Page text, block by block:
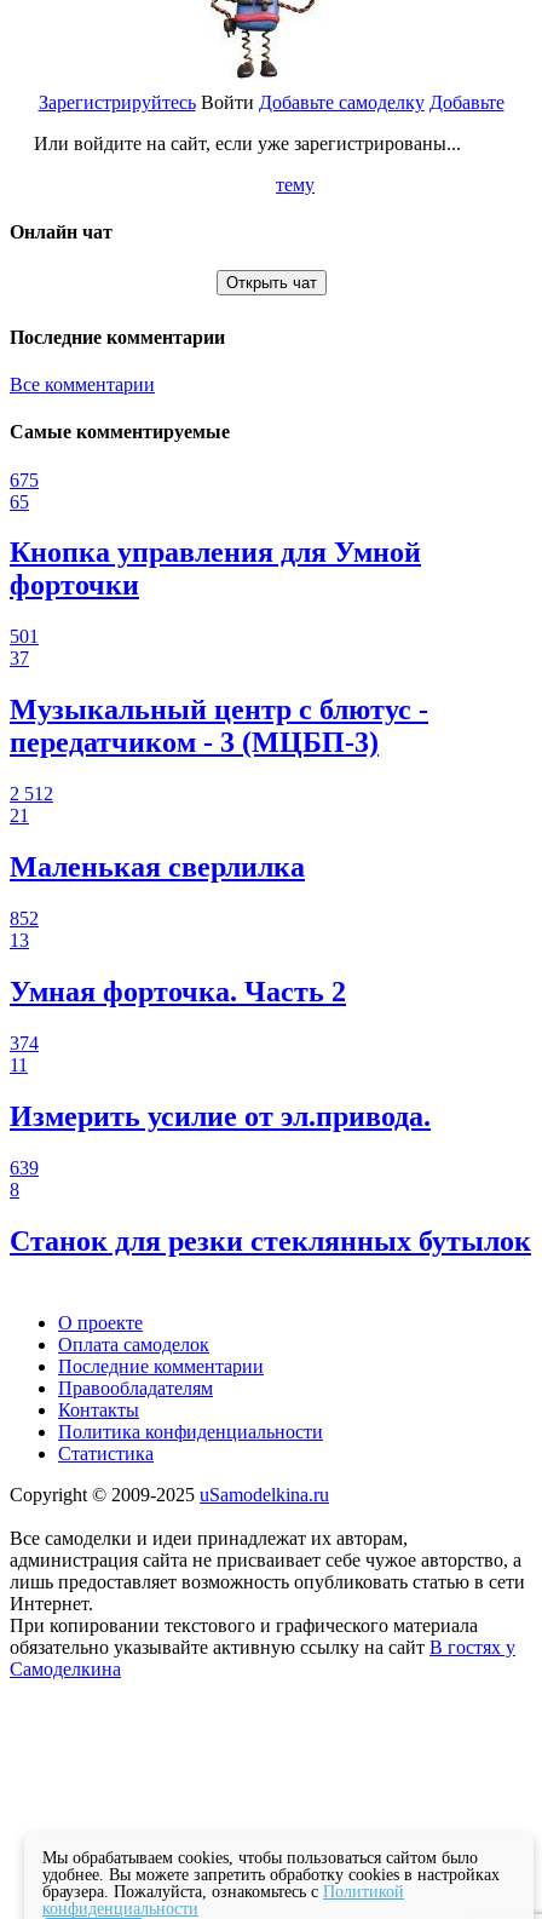
Зарегистрируйтесь
Или войдите на сайт, если уже зарегистрированы...
Войти Добавьте самоделку Добавьте
тему
Онлайн чат
Открыть чат
Последние комментарии
Все комментарии
Самые комментируемые
675
65
Кнопка управления для Умной
форточки
501
37
Музыкальный центр с блютус -
передатчиком - 3 (МЦБП-3)
2 512
21
Маленькая сверлилка
852
13
Умная форточка. Часть 2
374
11
Измерить усилие от эл.привода.
639
8
Станок для резки стеклянных бутылок
О проекте
Оплата самоделок
Последние комментарии
Правообладателям
Контакты
Политика конфиденциальности
Статистика
Copyright © 2009-2025 uSamodelkina.ru
Все самоделки и идеи принадлежат их авторам,
администрация сайта не присваивает себе чужое авторство, а
лишь предоставляет возможность опубликовать статью в сети
Интернет.
При копировании текстового и графического материала
обязательно указывайте активную ссылку на сайт В гостях у
Самоделкина
Мы обрабатываем cookies, чтобы пользоваться сайтом было
удобнее. Вы можете запретить обработку cookies в настройках
браузера. Пожалуйста, ознакомьтесь с Политикой
конфиденциальности